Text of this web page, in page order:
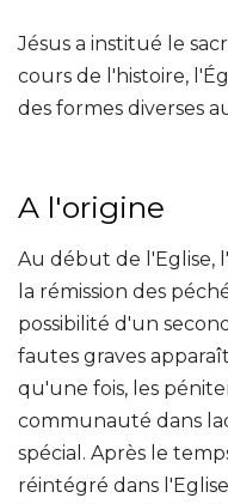
Jésus a institué le
cours de l'histoire,
des formes diverses
A l'origine
Au début de l'Eglise,
la rémission des
possibilité d'un
fautes graves
qu'une fois, les
communauté dans
spécial. Après le
réintégré dans